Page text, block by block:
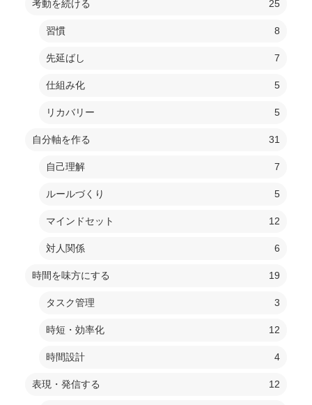
考動を続ける 25
習慣 8
先延ばし 7
仕組み化 5
リカバリー 5
自分軸を作る 31
自己理解 7
ルールづくり 5
マインドセット 12
対人関係 6
時間を味方にする 19
タスク管理 3
時短・効率化 12
時間設計 4
表現・発信する 12